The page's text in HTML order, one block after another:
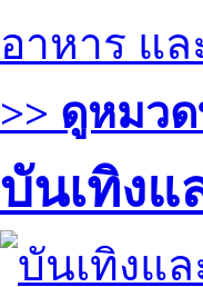
อาหาร แล
>> ดูหมว
บันเทิงแ